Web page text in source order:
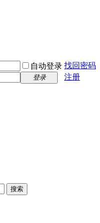
自动登录 找回密码
登录 注册
搜索